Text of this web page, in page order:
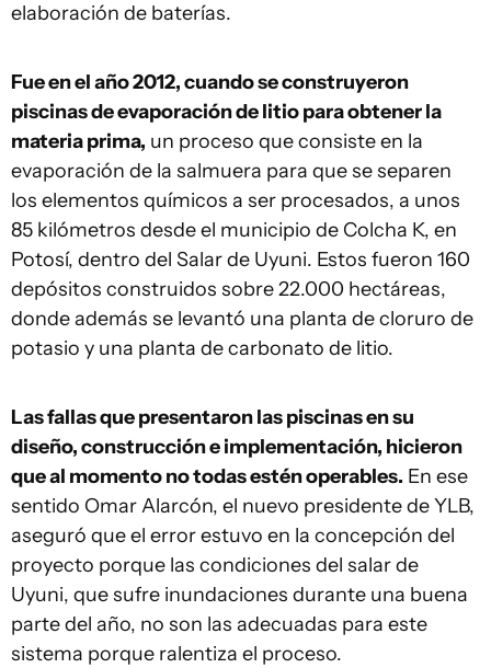
elaboración de baterías.
Fue en el año 2012, cuando se construyeron
piscinas de evaporación de litio para obtener la
materia prima, un proceso que consiste en la
evaporación de la salmuera para que se separen
los elementos químicos a ser procesados, a unos
85 kilómetros desde el municipio de Colcha K, en
Potosí, dentro del Salar de Uyuni. Estos fueron 160
depósitos construidos sobre 22.000 hectáreas,
donde además se levantó una planta de cloruro de
potasio y una planta de carbonato de litio.
Las fallas que presentaron las piscinas en su
diseño, construcción e implementación, hicieron
que al momento no todas estén operables. En ese
sentido Omar Alarcón, el nuevo presidente de YLB,
aseguró que el error estuvo en la concepción del
proyecto porque las condiciones del salar de
Uyuni, que sufre inundaciones durante una buena
parte del año, no son las adecuadas para este
sistema porque ralentiza el proceso.